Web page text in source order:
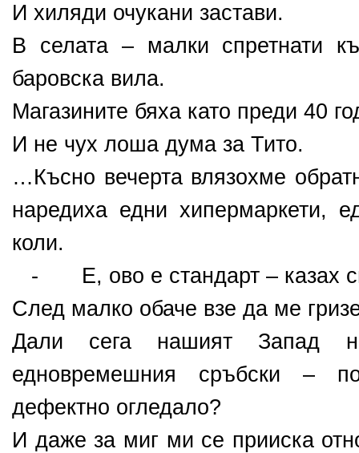
И хиляди очукани застави.
В селата – малки спретнати
баровска вила.
Магазините бяха като преди 40
И не чух лоша дума за Тито.
…Късно вечерта влязохме
наредиха едни хипермаркети,
коли.
-
Е, ово е стандарт – казах
След малко обаче взе да ме
Дали сега нашият Запад
едновремешния сръбски –
дефектно огледало?
И даже за миг ми се прииска